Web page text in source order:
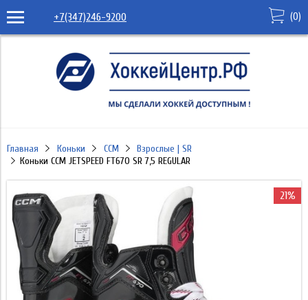
+7(347)246-9200 (0)
Главная Коньки CCM
Взрослые | SR
Коньки CCM JETSPEED FT670 SR 7,5 REGULAR
21%